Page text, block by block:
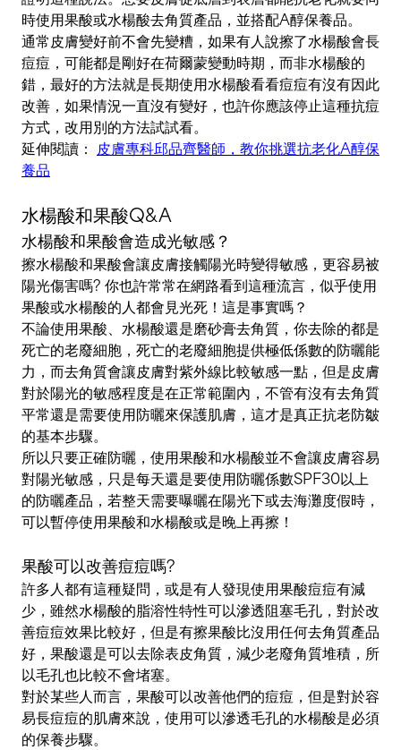
時使用果酸或水楊酸去角質產品，並搭配A醇保養品。
通常皮膚變好前不會先變糟，如果有人說擦了水楊酸會長
痘痘，可能都是剛好在荷爾蒙變動時期，而非水楊酸的
錯，最好的方法就是長期使用水楊酸看看痘痘有沒有因此
改善，如果情況一直沒有變好，也許你應該停止這種抗痘
方式，改用別的方法試試看。
延伸閱讀： 皮膚專科邱品齊醫師，教你挑選抗老化A醇保
養品
水楊酸和果酸Q&A
水楊酸和果酸會造成光敏感？
擦水楊酸和果酸會讓皮膚接觸陽光時變得敏感，更容易被
陽光傷害嗎? 你也許常常在網路看到這種流言，似乎使用
果酸或水楊酸的人都會見光死！這是事實嗎？
不論使用果酸、水楊酸還是磨砂膏去角質，你去除的都是
死亡的老廢細胞，死亡的老廢細胞提供極低係數的防曬能
力，而去角質會讓皮膚對紫外線比較敏感一點，但是皮膚
對於陽光的敏感程度是在正常範圍內，不管有沒有去角質
平常還是需要使用防曬來保護肌膚，這才是真正抗老防皺
的基本步驟。
所以只要正確防曬，使用果酸和水楊酸並不會讓皮膚容易
對陽光敏感，只是每天還是要使用防曬係數SPF30以上
的防曬產品，若整天需要曝曬在陽光下或去海灘度假時，
可以暫停使用果酸和水楊酸或是晚上再擦！
果酸可以改善痘痘嗎?
許多人都有這種疑問，或是有人發現使用果酸痘痘有減
少，雖然水楊酸的脂溶性特性可以滲透阻塞毛孔，對於改
善痘痘效果比較好，但是有擦果酸比沒用任何去角質產品
好，果酸還是可以去除表皮角質，減少老廢角質堆積，所
以毛孔也比較不會堵塞。
對於某些人而言，果酸可以改善他們的痘痘，但是對於容
易長痘痘的肌膚來說，使用可以滲透毛孔的水楊酸是必須
的保養步驟。